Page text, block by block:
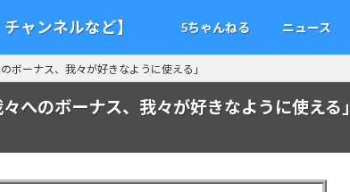
ャンネルなど】 5ちゃんねる ニュース
ボーナス、我々が好きなように使える」
へのボーナス、我々が好きなように使える」